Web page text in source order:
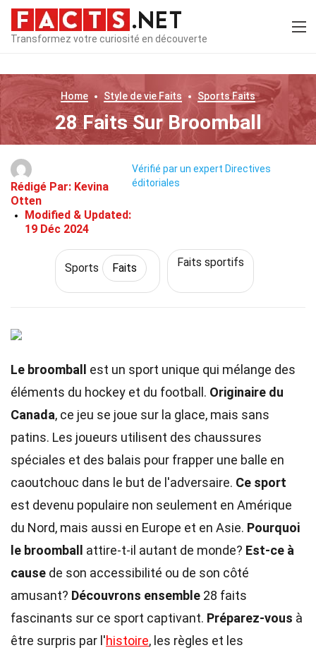
Transformez votre curiosité en découverte
Home Style de vie Faits SportsFaits
28 Faits Sur Broomball
Rédigé Par: Kevina
Otten
Modified & Updated:
19 Déc 2024
Vérifié par un expert Directives
éditoriales
Sports Faits Faits sportifs
Le broomball
est un sport unique qui mélange des
éléments du hockey et du football. Originaire du
Canada, ce jeu se joue sur la glace, mais sans
patins. Les joueurs utilisent des chaussures
spéciales et des balais pour frapper une balle en
caoutchouc dans le but de l'adversaire. Ce sport
est devenu populaire non seulement en Amérique
du Nord, mais aussi en Europe et en Asie. Pourquoi
le broomball
attire-t-il autant de monde? Est-ce à
cause de son accessibilité ou de son côté
amusant? Découvrons ensemble 28 faits
fascinants sur ce sport captivant. Préparez-vous à
être surpris par l'histoire, les règles et les